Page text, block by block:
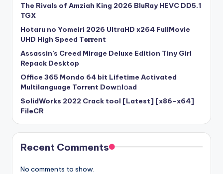
The Rivals of Amziah King 2026 BluRay HEVC DD5.1
TGX
Hotaru no Yomeiri 2026 UltraHD x264 FullMovie
UHD High Speed T𝐨𝐫𝐫ent
Assassin’s Creed Mirage Deluxe Edition Tiny Girl
Repack Desktop
Office 365 Mondo 64 bit Lifetime Activated
Multilanguage Torr𝐞nt Dow𝚗l𝚘аd
SolidWorks 2022 Crack tool [Latest] [x86-x64]
FileCR
Recent Comments
No comments to show.